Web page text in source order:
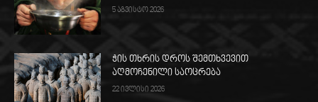
5 აგვისტო 2026
ჭის თხრის დროს შემთხვევით
აღმოჩენილი საოცრება
22 ივლისი 2026